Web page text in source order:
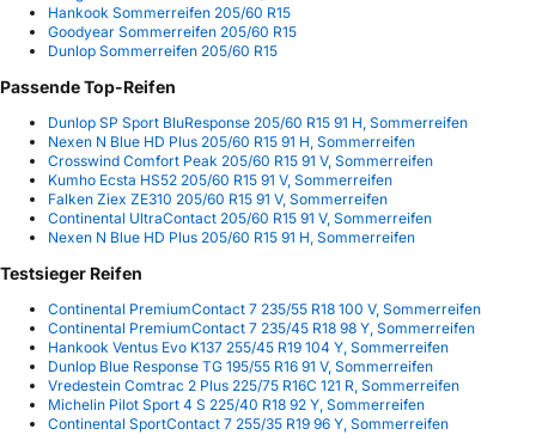
Hankook Sommerreifen 205/60 R15
Goodyear Sommerreifen 205/60 R15
Dunlop Sommerreifen 205/60 R15
Passende Top-Reifen
Dunlop SP Sport BluResponse 205/60 R15 91 H, Sommerreifen
Nexen N Blue HD Plus 205/60 R15 91 H, Sommerreifen
Crosswind Comfort Peak 205/60 R15 91 V, Sommerreifen
Kumho Ecsta HS52 205/60 R15 91 V, Sommerreifen
Falken Ziex ZE310 205/60 R15 91 V, Sommerreifen
Continental UltraContact 205/60 R15 91 V, Sommerreifen
Nexen N Blue HD Plus 205/60 R15 91 H, Sommerreifen
Testsieger Reifen
Continental PremiumContact 7 235/55 R18 100 V, Sommerreifen
Continental PremiumContact 7 235/45 R18 98 Y, Sommerreifen
Hankook Ventus Evo K137 255/45 R19 104 Y, Sommerreifen
Dunlop Blue Response TG 195/55 R16 91 V, Sommerreifen
Vredestein Comtrac 2 Plus 225/75 R16C 121 R, Sommerreifen
Michelin Pilot Sport 4 S 225/40 R18 92 Y, Sommerreifen
Continental SportContact 7 255/35 R19 96 Y, Sommerreifen